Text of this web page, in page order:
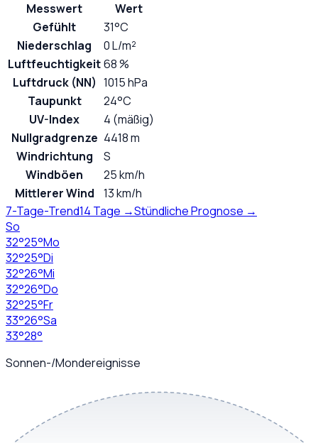
Messwert
Wert
Gefühlt
31°C
Niederschlag
0 L/m²
Luftfeuchtigkeit68 %
Luftdruck (NN) 1015 hPa
Taupunkt
24°C
UV-Index
4 (mäßig)
Nullgradgrenze 4418 m
Windrichtung
S
Windböen
25 km/h
Mittlerer Wind
13 km/h
7-Tage-Trend14 Tage →Stündliche Prognose →
So
32°25°Mo
32°25°Di
32°26°Mi
32°26°Do
32°25°Fr
33°26°Sa
33°28°
Sonnen-/Mondereignisse